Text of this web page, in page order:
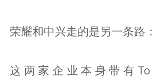
荣耀和中兴走的是另一条路
这两家企业本身带有